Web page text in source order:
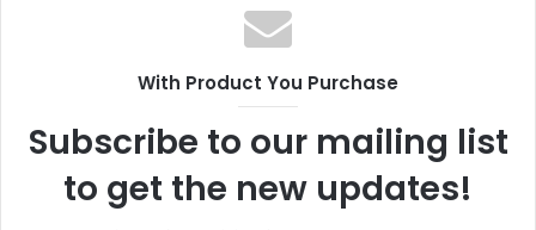
With Product You Purchase
Subscribe to our mailing list
to get the new updates!